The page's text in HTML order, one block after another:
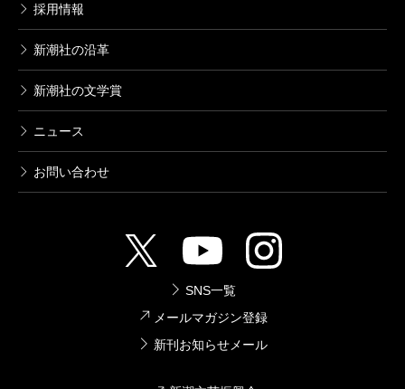
採用情報
新潮社の沿革
新潮社の文学賞
ニュース
お問い合わせ
SNS一覧
メールマガジン登録
新刊お知らせメール